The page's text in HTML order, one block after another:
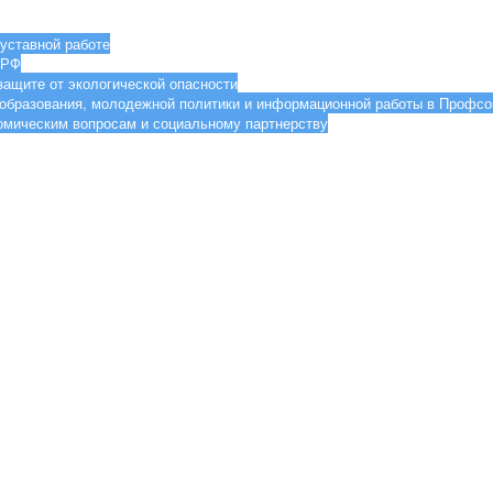
работе
от экологической опасности
молодежной политики и информационной работы в
вопросам и социальному партнерству